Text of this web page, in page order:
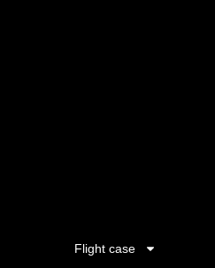
Flight case